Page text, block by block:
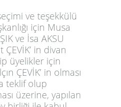
ve teşekkülü
için Musa
ve İsa AKSU
in divan
üyelikler için
ÇEVİK’ in olması
teklif olup
üzerine, yapılan